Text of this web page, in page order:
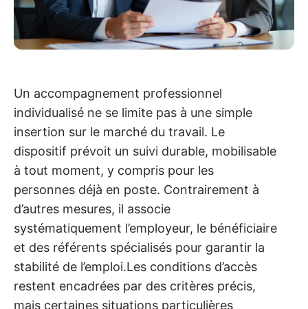
Un accompagnement professionnel
individualisé ne se limite pas à une simple
insertion sur le marché du travail. Le
dispositif prévoit un suivi durable, mobilisable
à tout moment, y compris pour les
personnes déjà en poste. Contrairement à
d’autres mesures, il associe
systématiquement l’employeur, le bénéficiaire
et des référents spécialisés pour garantir la
stabilité de l’emploi.Les conditions d’accès
restent encadrées par des critères précis,
mais certaines situations particulières